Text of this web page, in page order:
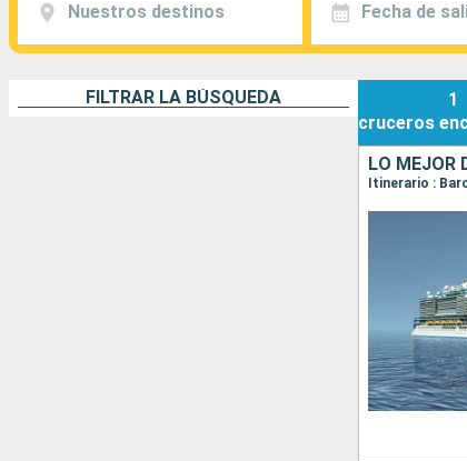
Nuestros destinos Fecha de
FILTRAR LA BÚSQUEDA
1
cruceros
LO MEJOR